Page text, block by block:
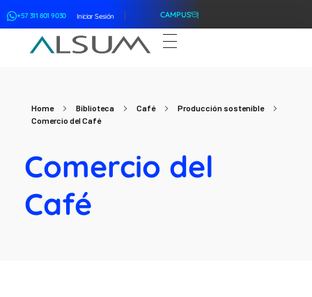
+57 311 801 9030 Iniciar Sesión CAMPUS
Home Biblioteca Café
Producción sostenible
Comercio del Café
Comercio del
Café